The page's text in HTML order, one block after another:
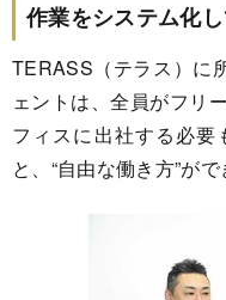
作業をシステム化
TERASS（テラス）に
ェントは、全員がフリ
フィスに出社する必要
と、“自由な働き方”が